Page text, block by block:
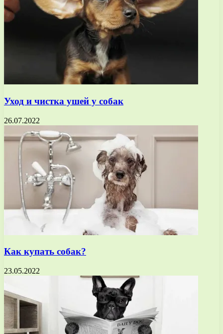
Уход и чистка ушей у собак
26.07.2022
Как купать собак?
23.05.2022